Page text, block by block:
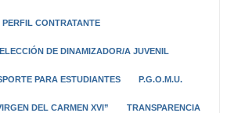
PERFIL CONTRATANTE
DE DINAMIZADOR/A JUVENIL
PARA ESTUDIANTES P.G.O.M.U.
DEL CARMEN XVI” TRANSPARENCIA